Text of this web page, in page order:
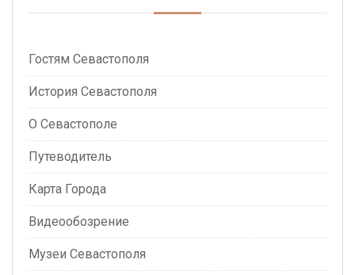
Гостям Севастополя
История Севастополя
О Севастополе
Путеводитель
Карта Города
Видеообозрение
Музеи Севастополя